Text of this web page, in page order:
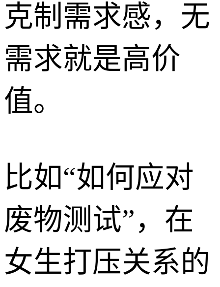
克制需求感，无
需求就是高价
值。
比如“如何应对
废物测试”，在
女生打压关系的